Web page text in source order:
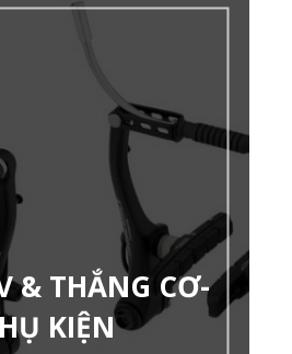
& THẮNG CƠ-
KIỆN